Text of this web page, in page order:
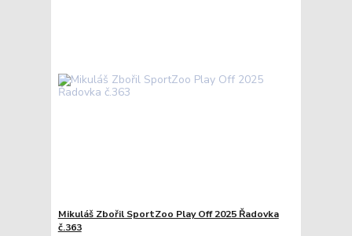
Mikuláš Zbořil SportZoo Play Off 2025 Řadovka
č.363